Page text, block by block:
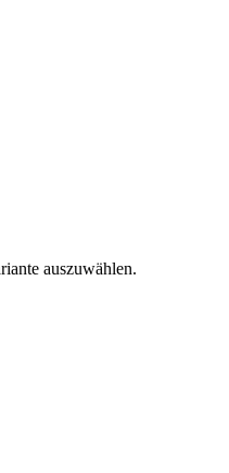
auszuwählen.